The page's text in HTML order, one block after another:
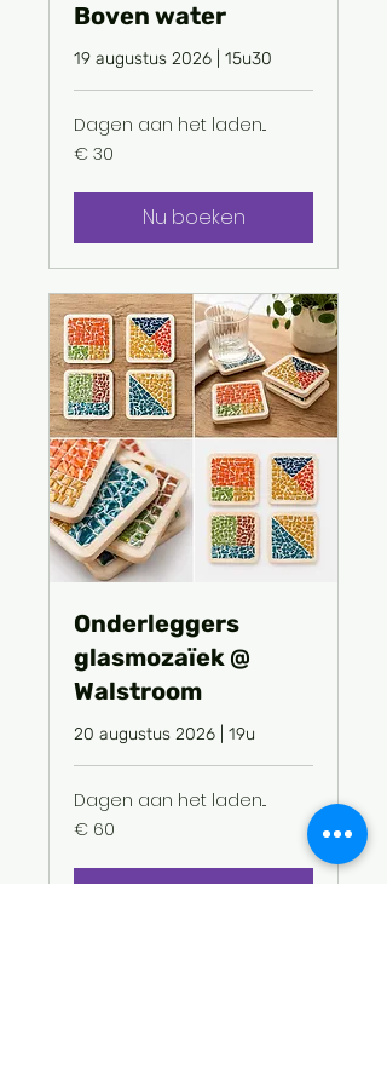
Boven water
19 augustus 2026 | 15u30
Dagen aan het laden...
30
euro
€ 30
Nu boeken
Onderleggers
glasmozaïek @
Walstroom
20 augustus 2026 | 19u
Dagen aan het laden...
60
euro
€ 60
Nu boeken